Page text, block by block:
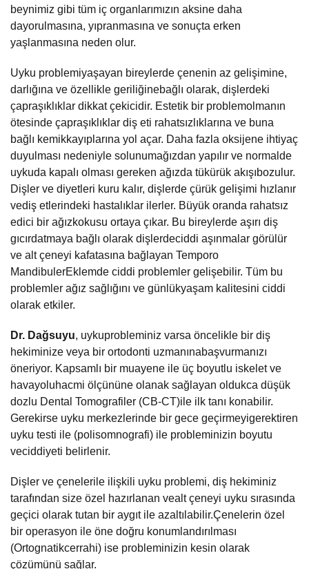
beynimiz gibi tüm iç organlarımızın aksine daha
dayorulmasına, yıpranmasına ve sonuçta erken
yaşlanmasına neden olur.
Uyku problemiyaşayan bireylerde çenenin az gelişimine,
darlığına ve özellikle geriliğinebağlı olarak, dişlerdeki
çapraşıklıklar dikkat çekicidir. Estetik bir problemolmanın
ötesinde çapraşıklıklar diş eti rahatsızlıklarına ve buna
bağlı kemikkayıplarına yol açar. Daha fazla oksijene ihtiyaç
duyulması nedeniyle solunumağızdan yapılır ve normalde
uykuda kapalı olması gereken ağızda tükürük akışıbozulur.
Dişler ve diyetleri kuru kalır, dişlerde çürük gelişimi hızlanır
vediş etlerindeki hastalıklar ilerler. Büyük oranda rahatsız
edici bir ağızkokusu ortaya çıkar. Bu bireylerde aşırı diş
gıcırdatmaya bağlı olarak dişlerdeciddi aşınmalar görülür
ve alt çeneyi kafatasına bağlayan Temporo
MandibulerEklemde ciddi problemler gelişebilir. Tüm bu
problemler ağız sağlığını ve günlükyaşam kalitesini ciddi
olarak etkiler.
Dr. Dağsuyu, uykuprobleminiz varsa öncelikle bir diş
hekiminize veya bir ortodonti uzmanınabaşvurmanızı
öneriyor. Kapsamlı bir muayene ile üç boyutlu iskelet ve
havayoluhacmi ölçününe olanak sağlayan oldukca düşük
dozlu Dental Tomografiler (CB-CT)ile ilk tanı konabilir.
Gerekirse uyku merkezlerinde bir gece geçirmeyigerektiren
uyku testi ile (polisomnografi) ile probleminizin boyutu
veciddiyeti belirlenir.
Dişler ve çenelerile ilişkili uyku problemi, diş hekiminiz
tarafından size özel hazırlanan vealt çeneyi uyku sırasında
geçici olarak tutan bir aygıt ile azaltılabilir.Çenelerin özel
bir operasyon ile öne doğru konumlandırılması
(Ortognatikcerrahi) ise probleminizin kesin olarak
çözümünü sağlar.